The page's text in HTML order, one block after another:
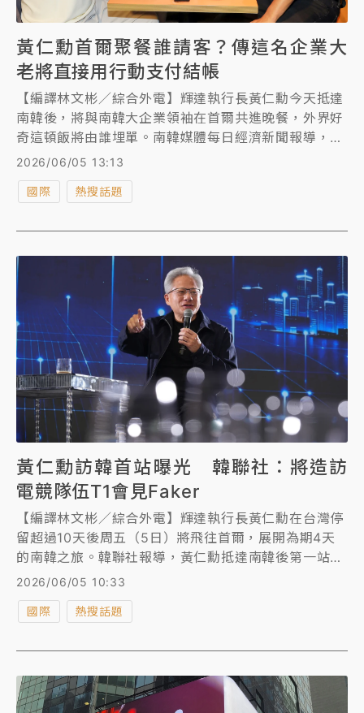
黃仁勳首爾聚餐誰請客？傳這名企業大
老將直接用行動支付結帳
【編譯林文彬／綜合外電】輝達執行長黃仁勳今天抵達
南韓後，將與南韓大企業領袖在首爾共進晚餐，外界好
奇這頓飯將由誰埋單。南韓媒體每日經濟新聞報導，
Naver會長李海珍將直接透過Naver Pay支付終端機付
款。
2026/06/05 13:13
國際 熱搜話題
黃仁勳訪韓首站曝光 韓聯社：將造訪
電競隊伍T1會見Faker
【編譯林文彬／綜合外電】輝達執行長黃仁勳在台灣停
留超過10天後周五（5日）將飛往首爾，展開為期4天
的南韓之旅。韓聯社報導，黃仁勳抵達南韓後第一站是
電競隊伍T1經營的網咖，隨後再與SK集團會長崔泰源
2026/06/05 10:33
國際 熱搜話題